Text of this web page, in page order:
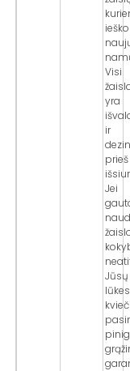
Visi
yra
ir
prieš
Jei
Jūsų